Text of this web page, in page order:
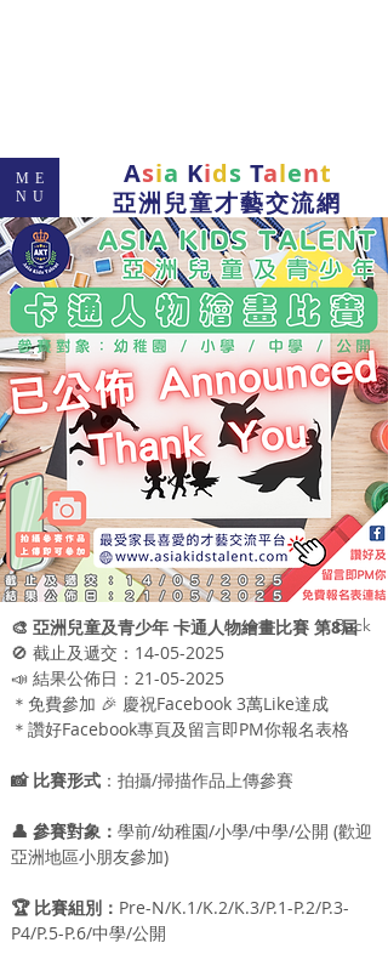
ME
NU
Asia Kids Talent
亞洲兒童才藝交流網
🎨 亞洲兒童及青少年 卡通人物繪畫比賽 第8屆
🚫 截止及遞交：14-05-2025
📣 結果公佈日：21-05-2025
＊免費參加 🎉 慶祝Facebook 3萬Like達成
＊讚好Facebook專頁及留言即PM你報名表​格
📸 比賽形式 ：拍攝/掃描作品上傳參賽
👤 參賽對象： 學前/幼稚園/小學/中學/公開 (歡迎
亞洲地區小朋友參加)
🏆 比賽組別： Pre-N/K.1/K.2/K.3/P.1-P.2/P.3-
P4/P.5-P.6/中學/公開
< Back